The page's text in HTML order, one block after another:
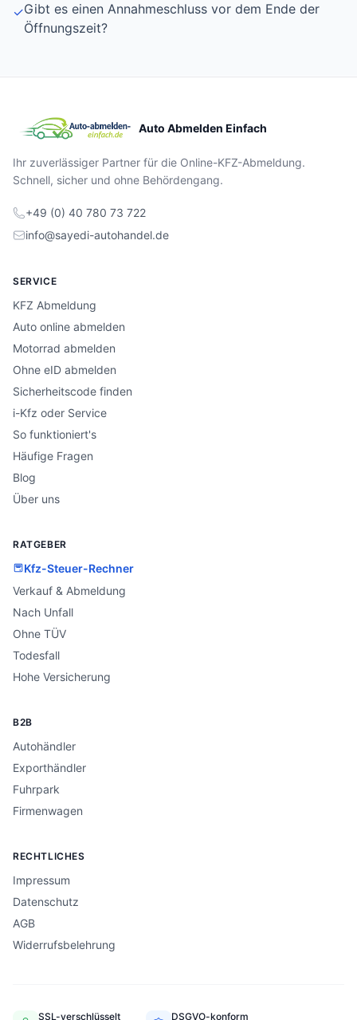
✓Gibt es einen Annahmeschluss vor dem Ende der
Öffnungszeit?
Auto Abmelden Einfach
Ihr zuverlässiger Partner für die Online-KFZ-Abmeldung.
Schnell, sicher und ohne Behördengang.
+49 (0) 40 780 73 722
info@sayedi-autohandel.de
SERVICE
KFZ Abmeldung
Auto online abmelden
Motorrad abmelden
Ohne eID abmelden
Sicherheitscode finden
i-Kfz oder Service
So funktioniert's
Häufige Fragen
Blog
Über uns
RATGEBER
Kfz-Steuer-Rechner
Verkauf & Abmeldung
Nach Unfall
Ohne TÜV
Todesfall
Hohe Versicherung
B2B
Autohändler
Exporthändler
Fuhrpark
Firmenwagen
RECHTLICHES
Impressum
Datenschutz
AGB
Widerrufsbelehrung
SSL-verschlüsselt DSGVO-konform